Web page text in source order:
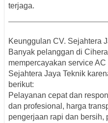
terjaga.
Keunggulan CV. Sejahtera
Banyak pelanggan di
mempercayakan service
Sejahtera Jaya Teknik
berikut:
Pelayanan cepat dan
dan profesional, harga
pengerjaan rapi dan bersih,